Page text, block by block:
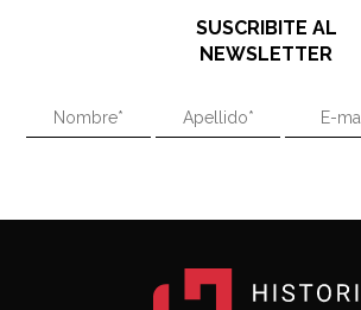
"En política, la estupidez no es
"En política, la estupidez no es
Napoleón
SUSCRIBITE AL
NEWSLETTER